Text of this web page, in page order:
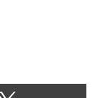
意点」につい